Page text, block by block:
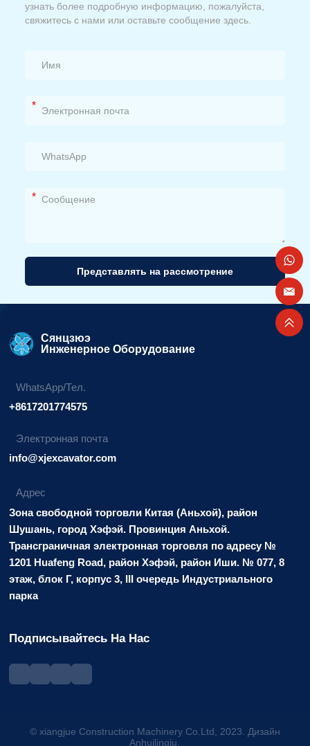
узнать более подробную информацию, пожалуйста,
свяжитесь с нами или оставьте сообщение здесь.
*
*
Представлять на рассмотрение
вариант:
Сянцзюэ
Инженерное Оборудование
WhatsApp/Тел.
+8617201774575
Электронная почта
info@xjexcavator.com
Адрес
Зона свободной торговли Китая (Аньхой), район
Шушань, город Хэфэй. Провинция Аньхой.
Трансграничная электронная торговля по адресу №
1201 Huafeng Road, район Хэфэй, район Иши. № 077, 8
этаж, блок Г, корпус 3, III очередь Индустриального
парка
Подписывайтесь На Нас
© xiangjue Construction Machinery Co.Ltd, 2023. Дизайн
Anhuilingju.